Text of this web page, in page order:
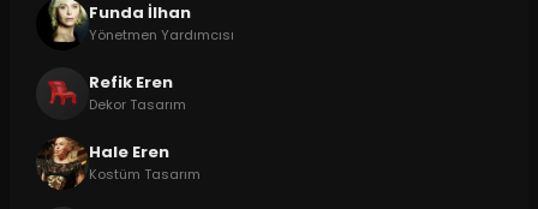
Funda İlhan
Yönetmen Yardımcısı
Refik Eren
Dekor Tasarım
Hale Eren
Kostüm Tasarım